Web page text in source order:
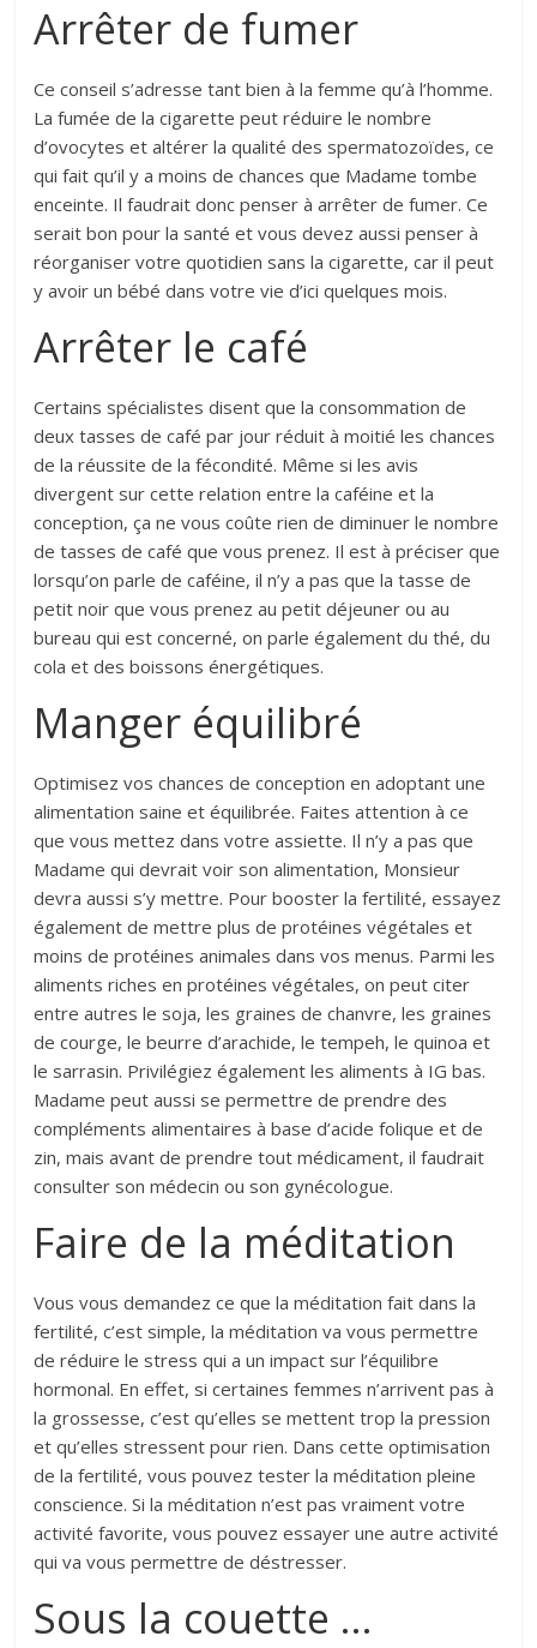
Arrêter de fumer
Ce conseil s’adresse tant bien à la femme qu’à l’homme.
La fumée de la cigarette peut réduire le nombre
d’ovocytes et altérer la qualité des spermatozoïdes, ce
qui fait qu’il y a moins de chances que Madame tombe
enceinte. Il faudrait donc penser à arrêter de fumer. Ce
serait bon pour la santé et vous devez aussi penser à
réorganiser votre quotidien sans la cigarette, car il peut
y avoir un bébé dans votre vie d’ici quelques mois.
Arrêter le café
Certains spécialistes disent que la consommation de
deux tasses de café par jour réduit à moitié les chances
de la réussite de la fécondité. Même si les avis
divergent sur cette relation entre la caféine et la
conception, ça ne vous coûte rien de diminuer le nombre
de tasses de café que vous prenez. Il est à préciser que
lorsqu’on parle de caféine, il n’y a pas que la tasse de
petit noir que vous prenez au petit déjeuner ou au
bureau qui est concerné, on parle également du thé, du
cola et des boissons énergétiques.
Manger équilibré
Optimisez vos chances de conception en adoptant une
alimentation saine et équilibrée. Faites attention à ce
que vous mettez dans votre assiette. Il n’y a pas que
Madame qui devrait voir son alimentation, Monsieur
devra aussi s’y mettre. Pour booster la fertilité, essayez
également de mettre plus de protéines végétales et
moins de protéines animales dans vos menus. Parmi les
aliments riches en protéines végétales, on peut citer
entre autres le soja, les graines de chanvre, les graines
de courge, le beurre d’arachide, le tempeh, le quinoa et
le sarrasin. Privilégiez également les aliments à IG bas.
Madame peut aussi se permettre de prendre des
compléments alimentaires à base d’acide folique et de
zin, mais avant de prendre tout médicament, il faudrait
consulter son médecin ou son gynécologue.
Faire de la méditation
Vous vous demandez ce que la méditation fait dans la
fertilité, c’est simple, la méditation va vous permettre
de réduire le stress qui a un impact sur l’équilibre
hormonal. En effet, si certaines femmes n’arrivent pas à
la grossesse, c’est qu’elles se mettent trop la pression
et qu’elles stressent pour rien. Dans cette optimisation
de la fertilité, vous pouvez tester la méditation pleine
conscience. Si la méditation n’est pas vraiment votre
activité favorite, vous pouvez essayer une autre activité
qui va vous permettre de déstresser.
Sous la couette …